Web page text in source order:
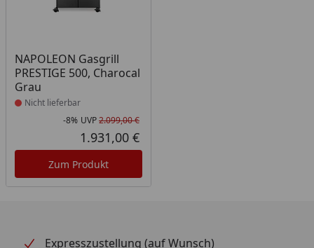
NAPOLEON Gasgrill
PRESTIGE 500, Charocal
Grau
Produkt nicht lieferbar
Nicht lieferbar
Rabatt in Prozent
-8%
Ursprünglicher Preis
UVP2.099,00 €
Aktueller Preis
1.931,00 €
Zum Produkt
Expresszustellung (auf Wunsch)